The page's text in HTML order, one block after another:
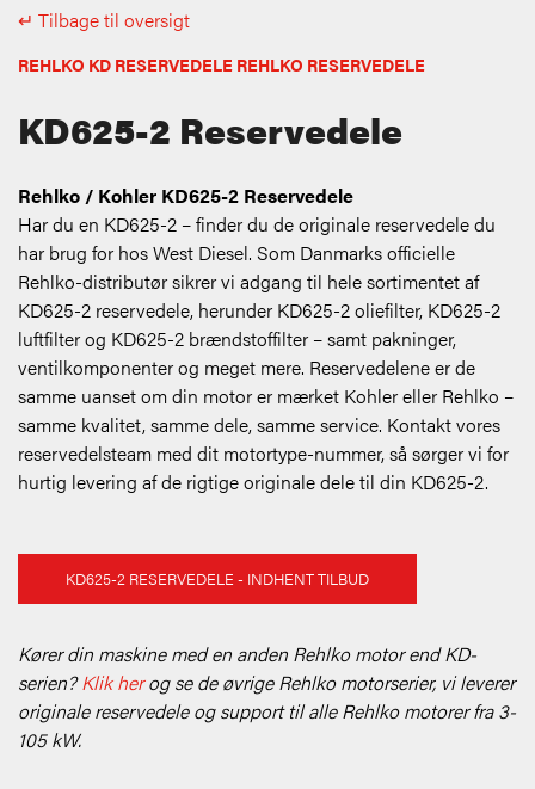
↵ Tilbage til oversigt
REHLKO KD RESERVEDELE REHLKO RESERVEDELE
KD625-2 Reservedele
Rehlko / Kohler KD625-2 Reservedele
Har du en KD625-2 – finder du de originale reservedele du
har brug for hos West Diesel. Som Danmarks officielle
Rehlko-distributør sikrer vi adgang til hele sortimentet af
KD625-2 reservedele, herunder KD625-2 oliefilter, KD625-2
luftfilter og KD625-2 brændstoffilter – samt pakninger,
ventilkomponenter og meget mere. Reservedelene er de
samme uanset om din motor er mærket Kohler eller Rehlko –
samme kvalitet, samme dele, samme service. Kontakt vores
reservedelsteam med dit motortype-nummer, så sørger vi for
hurtig levering af de rigtige originale dele til din KD625-2.
KD625-2 RESERVEDELE - INDHENT TILBUD
Kører din maskine med en anden Rehlko motor end KD-
serien?Klik her og se de øvrige Rehlko motorserier, vi leverer
originale reservedele og support til alle Rehlko motorer fra 3-
105 kW.